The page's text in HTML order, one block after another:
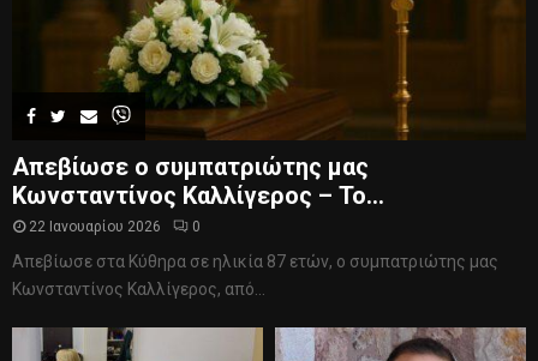
Απεβίωσε ο συμπατριώτης μας
Κωνσταντίνος Καλλίγερος – Το...
22 Ιανουαρίου 2026 0
Απεβίωσε στα Κύθηρα σε ηλικία 87 ετών, ο συμπατριώτης μας
Κωνσταντίνος Καλλίγερος, από...